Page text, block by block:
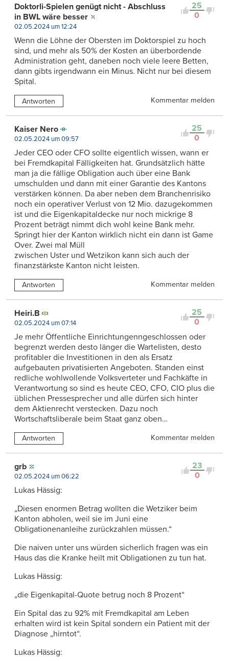
25
0
Doktorli-Spielen genügt nicht - Abschluss
in BWL wäre besser
02.05.2024 um 12:24
Wenn die Löhne der Obersten im Doktorspiel zu hoch
sind, und mehr als 50% der Kosten an überbordende
Administration geht, daneben noch viele leere Betten,
dann gibts irgendwann ein Minus. Nicht nur bei diesem
Spital.
Antworten Kommentar melden
25
0
Kaiser Nero
02.05.2024 um 09:57
Jeder CEO oder CFO sollte eigentlich wissen, wann er
bei Fremdkapital Fälligkeiten hat. Grundsätzlich hätte
man ja die fällige Obligation auch über eine Bank
umschulden und dann mit einer Garantie des Kantons
verstärken können. Da aber neben dem Branchenrisiko
noch ein operativer Verlust von 12 Mio. dazugekommen
ist und die Eigenkapitaldecke nur noch mickrige 8
Prozent beträgt nimmt dich wohl keine Bank mehr.
Springt hier der Kanton wirklich nicht ein dann ist Game
Over. Zwei mal Müll
zwischen Uster und Wetzikon kann sich auch der
finanzstärkste Kanton nicht leisten.
Antworten Kommentar melden
25
0
Heiri.B
02.05.2024 um 07:14
Je mehr Öffentliche Einrichtungenngeschlossen oder
begrenzt werden desto länger die Wartelisten, desto
profitabler die Investitionen in den als Ersatz
aufgebauten privatisierten Angeboten. Standen einst
redliche wohlwollende Volksverteter und Fachkäfte in
Verantwortung so sind es heute CEO, CFO, CIO plus die
üblichen Pressesprecher und alle dürfen sich hinter
dem Aktienrecht verstecken. Dazu noch
Wortschaftsliberale beim Staat ganz oben…
Antworten Kommentar melden
23
0
grb
02.05.2024 um 06:22
Lukas Hässig:
„Diesen enormen Betrag wollten die Wetziker beim
Kanton abholen, weil sie im Juni eine
Obligationenanleihe zurückzahlen müssen.“
Die naiven unter uns würden sicherlich fragen was ein
Haus das die Kranke heilt mit Obligationen zu tun hat.
Lukas Hässig:
„die Eigenkapital-Quote betrug noch 8 Prozent“
Ein Spital das zu 92% mit Fremdkapital am Leben
erhalten wird ist kein Spital sondern ein Patient mit der
Diagnose „hirntot“.
Lukas Hässig: